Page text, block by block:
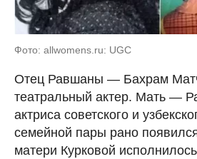
Фото: allwomens.ru: UGC
Отец Равшаны — Бахрам
театральный актер. Мать —
актриса советского и
семейной пары рано
матери Курковой